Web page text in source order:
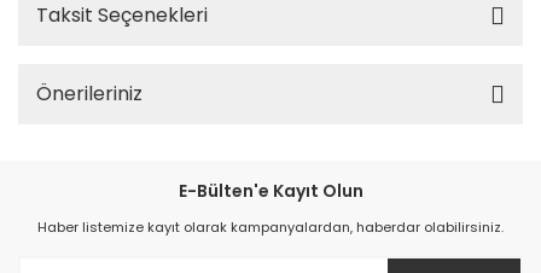
Taksit Seçenekleri
Önerileriniz
E-Bülten'e Kayıt Olun
Haber listemize kayıt olarak kampanyalardan, haberdar olabilirsiniz.